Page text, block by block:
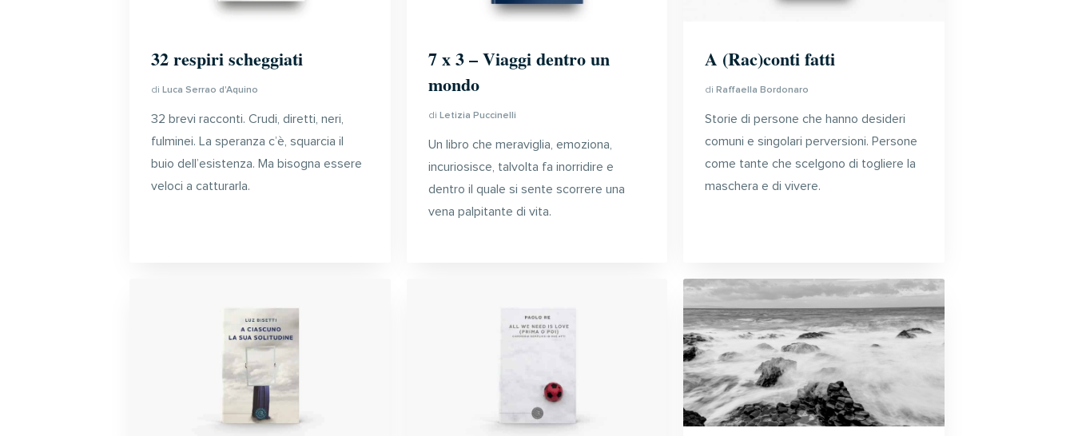
32 respiri scheggiati
di Luca Serrao d'Aquino
32 brevi racconti. Crudi, diretti, neri,
fulminei. La speranza c’è, squarcia il
buio dell’esistenza. Ma bisogna essere
veloci a catturarla.
7 x 3 – Viaggi dentro un
mondo
di Letizia Puccinelli
Un libro che meraviglia, emoziona,
incuriosisce, talvolta fa inorridire e
dentro il quale si sente scorrere una
vena palpitante di vita.
A (Rac)conti fatti
di Raffaella Bordonaro
Storie di persone che hanno desideri
comuni e singolari perversioni. Persone
come tante che scelgono di togliere la
maschera e di vivere.